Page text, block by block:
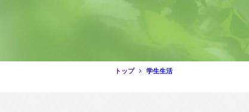
トップ 学生生活